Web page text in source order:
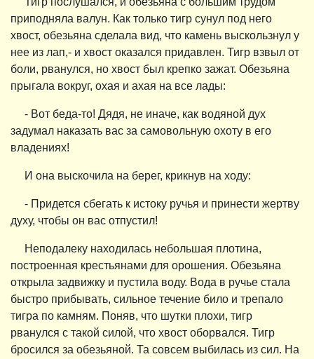
приподняла валун. Как только тигр сунул под него
хвост, обезьяна сделала вид, что камень выскользнул у
нее из лап,- и хвост оказался придавлен. Тигр взвыл от
боли, рванулся, но хвост был крепко зажат. Обезьяна
прыгала вокруг, охая и ахая на все лады:
- Вот беда-то! Дядя, не иначе, как водяной дух
задумал наказать вас за самовольную охоту в его
владениях!
И она выскочила на берег, крикнув на ходу:
- Придется сбегать к истоку ручья и принести жертву
духу, чтобы он вас отпустил!
Неподалеку находилась небольшая плотина,
построенная крестьянами для орошения. Обезьяна
открыла задвижку и пустила воду. Вода в ручье стала
быстро прибывать, сильное течение било и трепало
тигра по камням. Поняв, что шутки плохи, тигр
рванулся с такой силой, что хвост оборвался. Тигр
бросился за обезьяной. Та совсем выбилась из сил. На